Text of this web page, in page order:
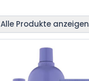
Alle Produkte anzeigen